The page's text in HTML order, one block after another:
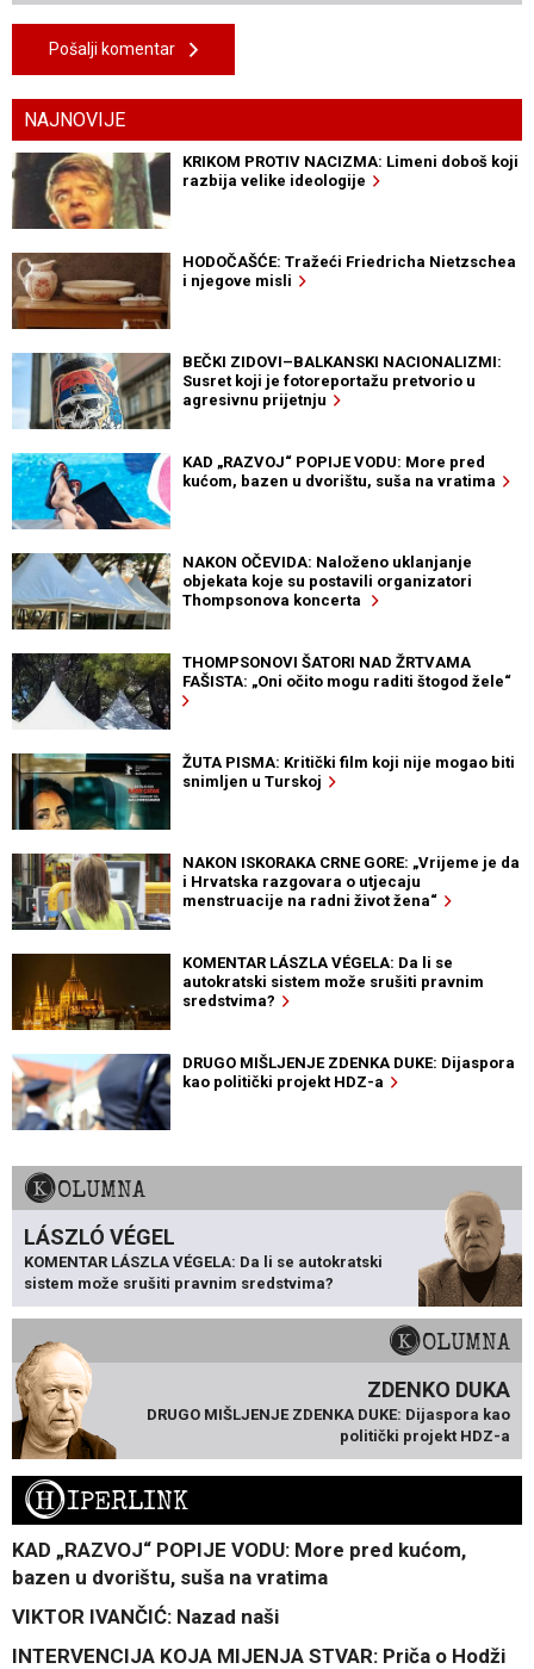
Pošalji komentar
NAJNOVIJE
KRIKOM PROTIV NACIZMA: Limeni doboš koji
razbija velike ideologije
HODOČAŠĆE: Tražeći Friedricha Nietzschea
i njegove misli
BEČKI ZIDOVI–BALKANSKI NACIONALIZMI:
Susret koji je fotoreportažu pretvorio u
agresivnu prijetnju
KAD „RAZVOJ“ POPIJE VODU: More pred
kućom, bazen u dvorištu, suša na vratima
NAKON OČEVIDA: Naloženo uklanjanje
objekata koje su postavili organizatori
Thompsonova koncerta
THOMPSONOVI ŠATORI NAD ŽRTVAMA
FAŠISTA: „Oni očito mogu raditi štogod žele“
ŽUTA PISMA: Kritički film koji nije mogao biti
snimljen u Turskoj
NAKON ISKORAKA CRNE GORE: „Vrijeme je da
i Hrvatska razgovara o utjecaju
menstruacije na radni život žena“
KOMENTAR LÁSZLA VÉGELA: Da li se
autokratski sistem može srušiti pravnim
sredstvima?
DRUGO MIŠLJENJE ZDENKA DUKE: Dijaspora
kao politički projekt HDZ-a
KOLUMNA
LÁSZLÓ VÉGEL
KOMENTAR LÁSZLA VÉGELA: Da li se autokratski
sistem može srušiti pravnim sredstvima?
KOLUMNA
ZDENKO DUKA
DRUGO MIŠLJENJE ZDENKA DUKE: Dijaspora kao
politički projekt HDZ-a
HIPERLINK
KAD „RAZVOJ“ POPIJE VODU: More pred kućom,
bazen u dvorištu, suša na vratima
VIKTOR IVANČIĆ: Nazad naši
INTERVENCIJA KOJA MIJENJA STVAR: Priča o Hodži